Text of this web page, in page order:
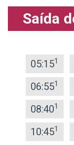
Saída
05:151
06:551
08:401
10:451